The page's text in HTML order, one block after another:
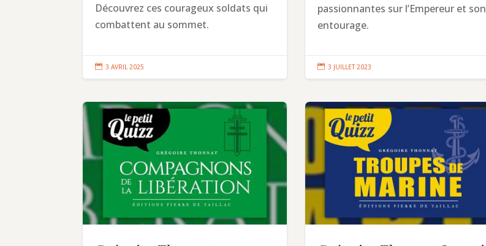
Découvrez ces courageux soldats qui
combattent au sommet.
 3 AVRIL 2025
passionnantes sur l’Empereur et son
entourage.
 3 JUILLET 2023